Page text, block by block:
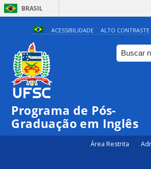
BRASIL
ACESSIBILIDADE ALTO CONTRASTE
Programa de Pós-
Graduação em Inglês
Área Restrita